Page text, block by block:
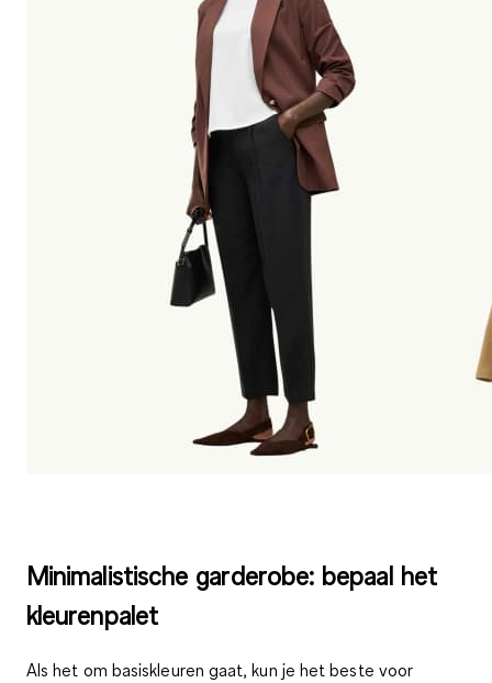
Minimalistische garderobe: bepaal het
kleurenpalet
Als het om basiskleuren gaat, kun je het beste voor